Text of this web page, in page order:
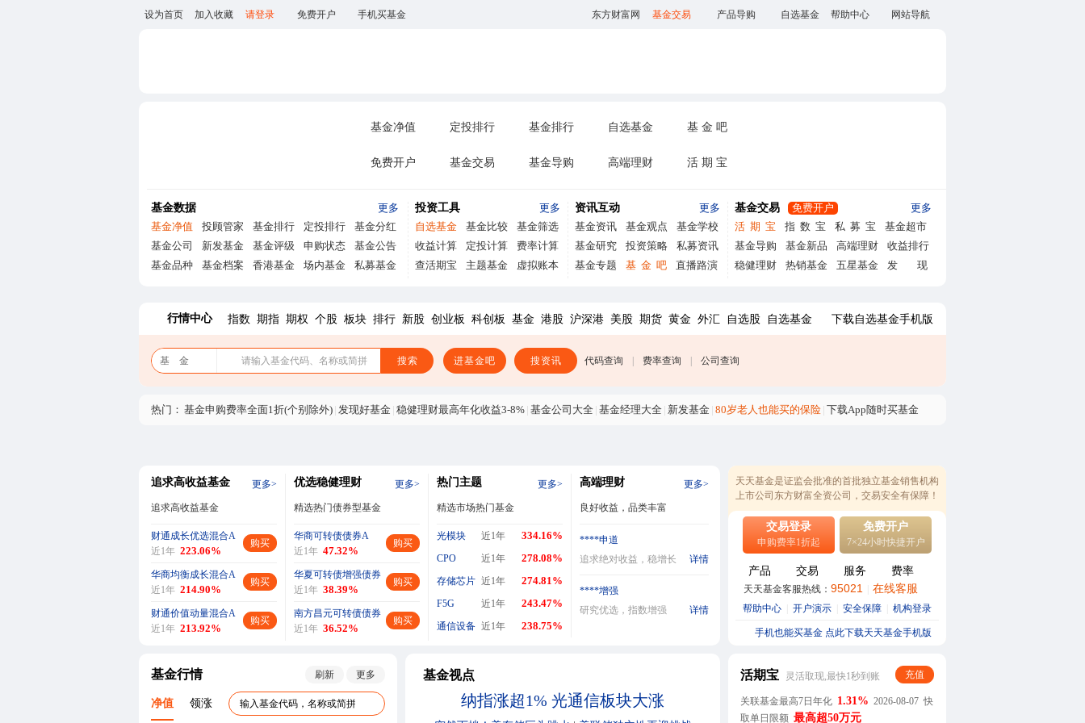
设为首页 加入收藏 请登录 免费开户 手机买基金 东方财富网 基金交易 产品导购 自选基金 帮助中心 网站导航
基金净值 定投排行 基金排行 自选基金 基 金 吧
免费开户 基金交易 基金导购 高端理财 活 期 宝
基金数据
更多
基金净值
投顾管家 基金排行 定投排行
基金分红
基金公司
新发基金 基金评级 申购状态
基金公告
基金品种
基金档案 香港基金 场内基金 私募基金
投资工具
更多
自选基金
基金比较
基金筛选
收益计算
定投计算
费率计算
查活期宝
主题基金 虚拟账本
资讯互动
更多
基金资讯
基金观点
基金学校
基金研究
投资策略
私募资讯
基金专题
基 金 吧 直播路演
基金交易 免费开户
更多
活 期 宝 指 数 宝 私 募 宝
基金超市
基金导购
基金新品 高端理财
收益排行
稳健理财
热销基金 五星基金 发 现
行情中心 指数 期指 期权 个股 板块 排行 新股 创业板 科创板 基金 港股 沪深港 美股 期货 黄金 外汇 自选股 自选基金 下载自选基金手机版
基 金 请输入基金代码、名称或简拼 搜索 进基金吧 搜资讯 代码查询 费率查询 公司查询
热门： 基金申购费率全面1折(个别除外) | 发现好基金 | 稳健理财最高年化收益3-8% | 基金公司大全 | 基金经理大全 | 新发基金 | 80岁老人也能买的保险 | 下载App随时买基金
追求高收益基金 更多>
追求高收益基金
财通成长优选混合A
近1年 223.06%
购买
华商均衡成长混合A
近1年 214.90%
购买
财通价值动量混合A
近1年 213.92%
购买
优选稳健理财 更多>
精选热门债券型基金
华商可转债债券A
近1年 47.32%
购买
华夏可转债增强债券
近1年 38.39%
购买
南方昌元可转债债券
近1年 36.52%
购买
热门主题 更多>
精选市场热门基金
光模块 近1年 334.16%
CPO 近1年 278.08%
存储芯片 近1年 274.81%
F5G 近1年 243.47%
通信设备 近1年 238.75%
高端理财 更多>
良好收益，品类丰富
****申道
追求绝对收益，稳增长
详情
****增强
研究优选，指数增强
详情
天天基金是证监会批准的首批独立基金销售机构
上市公司东方财富全资公司，交易安全有保障！
交易登录
申购费率1折起
免费开户
7×24小时快捷开户
产品 交易 服务 费率
天天基金客服热线： 95021 在线客服
帮助中心 开户演示 安全保障 机构登录
手机也能买基金 点此下载天天基金手机版
基金行情 刷新 更多
净值 领涨
基金视点
纳指涨超1% 光通信板块大涨
活期宝 灵活取现,最快1秒到账 充值
关联基金最高7日年化 1.31% 2026-08-07 快
取单日限额 最高超50万元